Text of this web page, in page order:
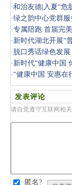
·和治友德|入夏“危
·绿之韵中心党群
·专属陪跑 首届完
· 新时代湖北开展“
· 脱口秀话绿色发
· 新时代“健康中国
·“健康中国 安惠在
发表评论
请自觉遵守互联网相
匿名?